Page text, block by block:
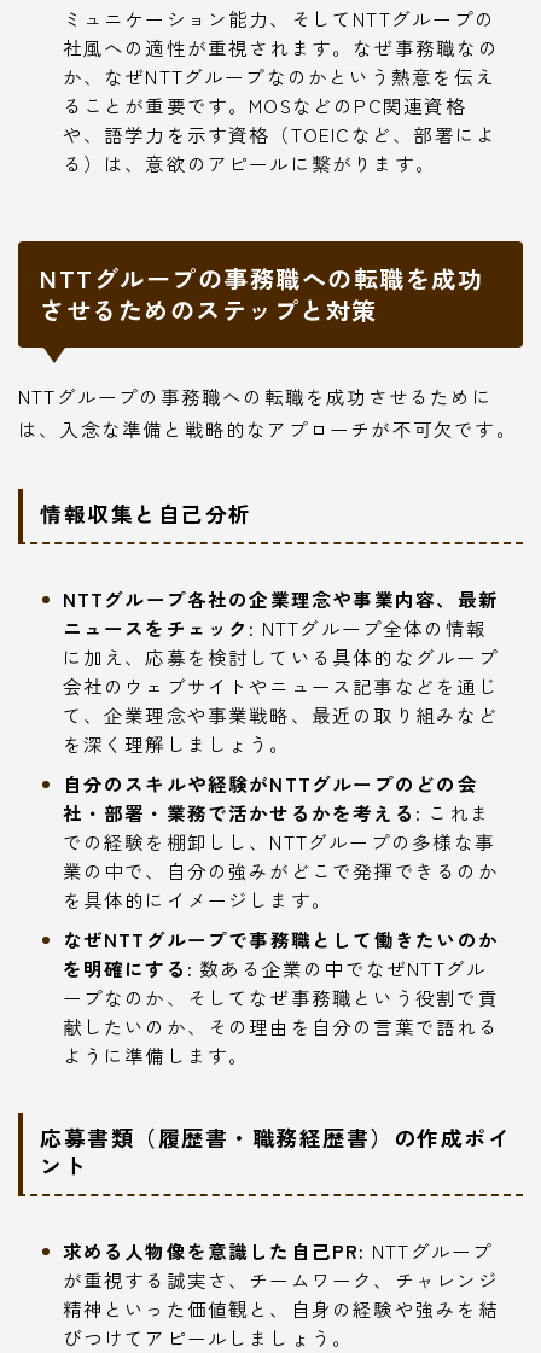
ミュニケーション能力、そしてNTTグループの
社風への適性が重視されます。なぜ事務職なの
か、なぜNTTグループなのかという熱意を伝え
ることが重要です。MOSなどのPC関連資格
や、語学力を示す資格（TOEICなど、部署によ
る）は、意欲のアピールに繋がります。
NTTグループの事務職への転職を成功
させるためのステップと対策
NTTグループの事務職への転職を成功させるために
は、入念な準備と戦略的なアプローチが不可欠です。
情報収集と自己分析
NTTグループ各社の企業理念や事業内容、最新
ニュースをチェック: NTTグループ全体の情報
に加え、応募を検討している具体的なグループ
会社のウェブサイトやニュース記事などを通じ
て、企業理念や事業戦略、最近の取り組みなど
を深く理解しましょう。
自分のスキルや経験がNTTグループのどの会
社・部署・業務で活かせるかを考える: これま
での経験を棚卸しし、NTTグループの多様な事
業の中で、自分の強みがどこで発揮できるのか
を具体的にイメージします。
なぜNTTグループで事務職として働きたいのか
を明確にする: 数ある企業の中でなぜNTTグル
ープなのか、そしてなぜ事務職という役割で貢
献したいのか、その理由を自分の言葉で語れる
ように準備します。
応募書類（履歴書・職務経歴書）の作成ポイ
ント
求める人物像を意識した自己PR: NTTグループ
が重視する誠実さ、チームワーク、チャレンジ
精神といった価値観と、自身の経験や強みを結
びつけてアピールしましょう。